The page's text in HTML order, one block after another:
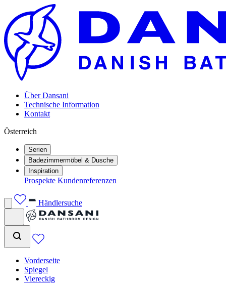
Über Dansani
Technische Information
Kontakt
Österreich
Serien
Badezimmermöbel & Dusche
Inspiration
Prospekte Kundenreferenzen
Händlersuche
Vorderseite
Spiegel
Viereckig